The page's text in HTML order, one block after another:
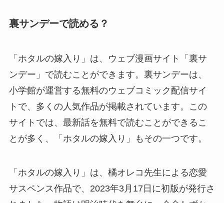
裏サンデーで読める？
「ホタルの嫁入り」は、ウェブ漫画サイト「裏サ
ンデー」で読むことができます。裏サンデーは、
小学館が運営する無料のウェブコミック配信サイ
トで、多くの人気作品が掲載されています。この
サイトでは、最新話を無料で読むことができるこ
とが多く、「ホタルの嫁入り」もその一つです。
「ホタルの嫁入り」は、橘オレコ先生による恋愛
サスペンス作品で、2023年3月17日に初版が発行さ